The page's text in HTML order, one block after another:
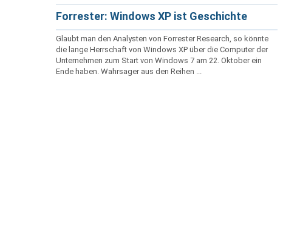
Forrester: Windows XP ist Geschichte
Glaubt man den Analysten von Forrester Research, so könnte
die lange Herrschaft von Windows XP über die Computer der
Unternehmen zum Start von Windows 7 am 22. Oktober ein
Ende haben. Wahrsager aus den Reihen ...